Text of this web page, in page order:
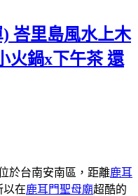
) 峇里島風水上木
火鍋x下午茶 還
於台南安南區，距離鹿耳
以在鹿耳門聖母廟超酷的